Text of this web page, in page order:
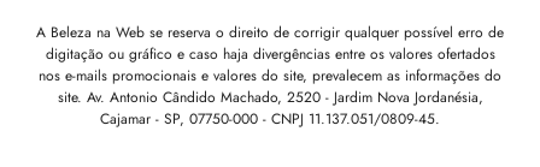
A Beleza na Web se reserva o direito de corrigir qualquer possível erro de
digitação ou gráfico e caso haja divergências entre os valores ofertados
nos e-mails promocionais e valores do site, prevalecem as informações do
site. Av. Antonio Cândido Machado, 2520 - Jardim Nova Jordanésia,
Cajamar - SP, 07750-000 - CNPJ 11.137.051/0809-45.